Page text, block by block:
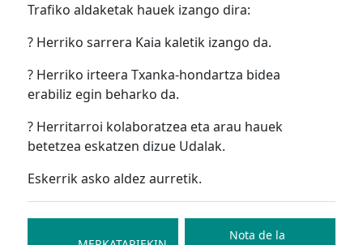
Trafiko aldaketak hauek izango dira:
? Herriko sarrera Kaia kaletik izango da.
? Herriko irteera Txanka-hondartza bidea
erabiliz egin beharko da.
? Herritarroi kolaboratzea eta arau hauek
betetzea eskatzen dizue Udalak.
Eskerrik asko aldez aurretik.
Bidalketetan
zehar
Nota de la